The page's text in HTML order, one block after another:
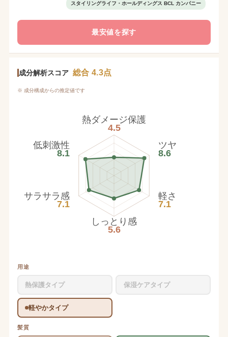
スタイリングライフ・ホールディングス BCL カンパニー
最安値を探す
成分解析スコア 総合 4.3点
※ 成分構成からの推定値です
熱ダメージ保護
4.5
ツヤ
8.6
軽さ
7.1
しっとり感
5.6
サラサラ感
7.1
低刺激性
8.1
用途
熱保護タイプ 保湿ケアタイプ
軽やかタイプ
髪質